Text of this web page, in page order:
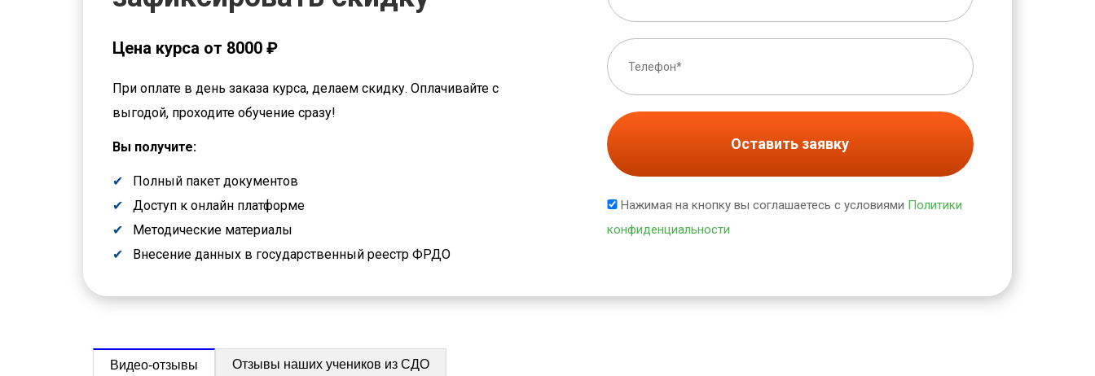
Цена курса от 8000 ₽
При оплате в день заказа курса, делаем скидку. Оплачивайте с
выгодой, проходите обучение сразу!
Вы получите:
Полный пакет документов
Доступ к онлайн платформе
Методические материалы
Внесение данных в государственный реестр ФРДО
Оставить заявку
Нажимая на кнопку вы соглашаетесь с условиями Политики
конфиденциальности
Видео-отзывы Отзывы наших учеников из СДО